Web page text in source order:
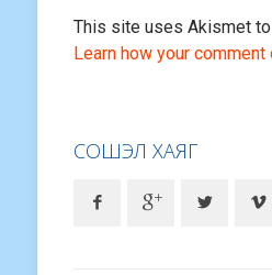
This site uses Akismet
Learn how your
СОШЭЛ ХАЯГ